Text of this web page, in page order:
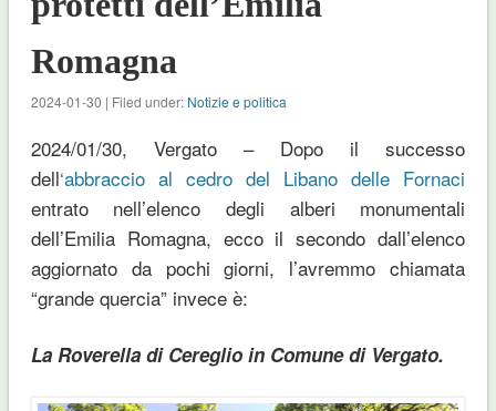
Romagna
2024-01-30 | Filed under: Notizie e politica
2024/01/30, Vergato – Dopo il successo
dell‘abbraccio al cedro del Libano delle Fornaci
entrato nell’elenco degli alberi monumentali
dell’Emilia Romagna, ecco il secondo dall’elenco
aggiornato da pochi giorni, l’avremmo chiamata
“grande quercia” invece è:
La Roverella di Cereglio in Comune di Vergato.